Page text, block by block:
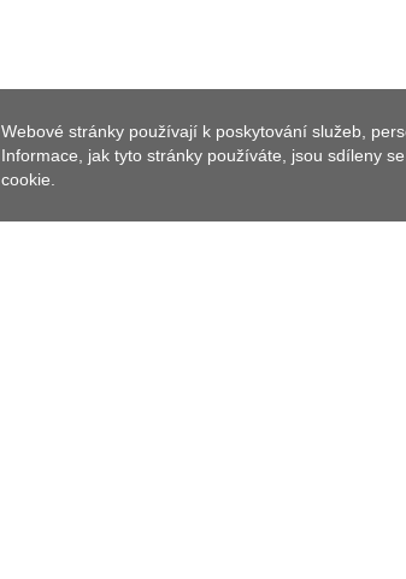
Webové stránky používají k poskytování služeb,
Informace, jak tyto stránky používáte, jsou sdíleny
cookie.